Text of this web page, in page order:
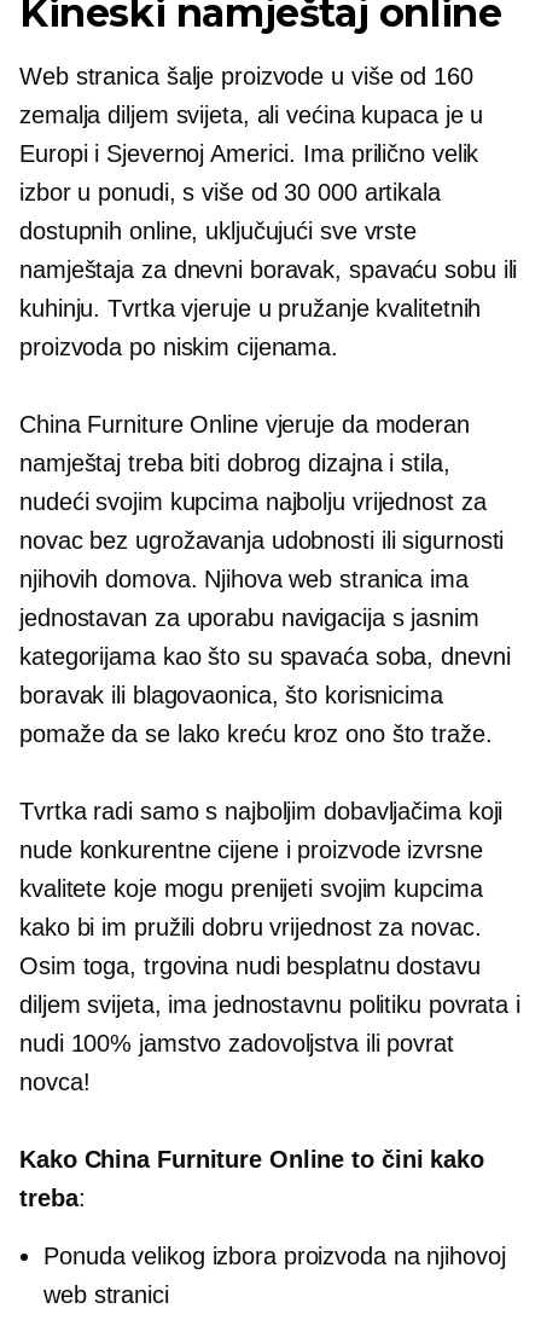
Kineski namještaj online
Web stranica šalje proizvode u više od 160
zemalja diljem svijeta, ali većina kupaca je u
Europi i Sjevernoj Americi. Ima prilično velik
izbor u ponudi, s više od 30 000 artikala
dostupnih online, uključujući sve vrste
namještaja za dnevni boravak, spavaću sobu ili
kuhinju. Tvrtka vjeruje u pružanje kvalitetnih
proizvoda po niskim cijenama.
China Furniture Online vjeruje da moderan
namještaj treba biti dobrog dizajna i stila,
nudeći svojim kupcima najbolju vrijednost za
novac bez ugrožavanja udobnosti ili sigurnosti
njihovih domova. Njihova web stranica ima
jednostavan za uporabu navigacija s jasnim
kategorijama kao što su spavaća soba, dnevni
boravak ili blagovaonica, što korisnicima
pomaže da se lako kreću kroz ono što traže.
Tvrtka radi samo s najboljim dobavljačima koji
nude konkurentne cijene i proizvode izvrsne
kvalitete koje mogu prenijeti svojim kupcima
kako bi im pružili dobru vrijednost za novac.
Osim toga, trgovina nudi besplatnu dostavu
diljem svijeta, ima jednostavnu politiku povrata i
nudi 100% jamstvo zadovoljstva ili povrat
novca!
Kako China Furniture Online to čini kako
treba:
Ponuda velikog izbora proizvoda na njihovoj
web stranici